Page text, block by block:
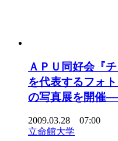
ＡＰＵ同好会『
を代表するフォ
の写真展を開催
2009.03.28 07:00
立命館大学